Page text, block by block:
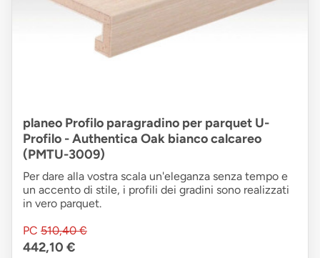
planeo Profilo paragradino per parquet U-
Profilo - Authentica Oak bianco calcareo
(PMTU-3009)
Per dare alla vostra scala un'eleganza senza tempo e
un accento di stile, i profili dei gradini sono realizzati
in vero parquet.
PC 510,40 €
442,10 €